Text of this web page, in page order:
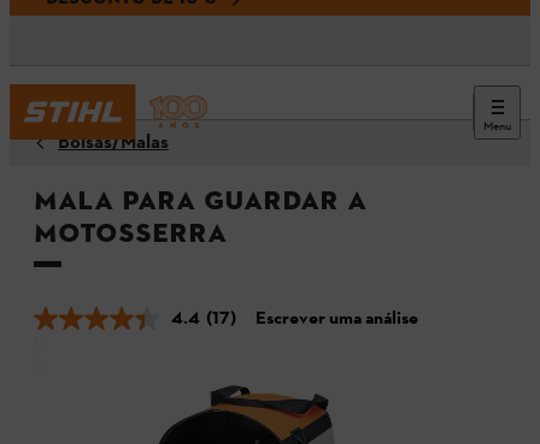
Menu
Bolsas/Malas
Mala para guardar a
motosserra
4.4 (17) Escrever uma análise